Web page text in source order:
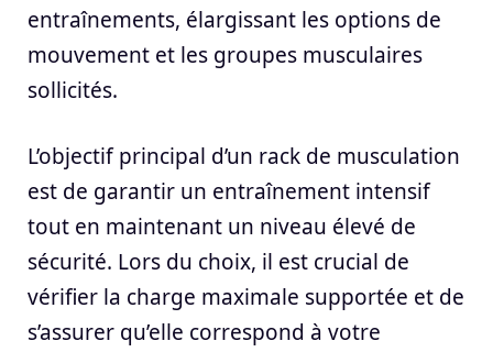
entraînements, élargissant les options de
mouvement et les groupes musculaires
sollicités.
L’objectif principal d’un rack de musculation
est de garantir un entraînement intensif
tout en maintenant un niveau élevé de
sécurité. Lors du choix, il est crucial de
vérifier la charge maximale supportée et de
s’assurer qu’elle correspond à votre